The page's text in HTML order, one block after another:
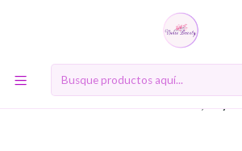
10% de descuento en tu primera compra online.
RUTINA DE BELLEZA
Cuarto Paso: Suero (Serum)
Glow Deep Serum Rice + Arbutin